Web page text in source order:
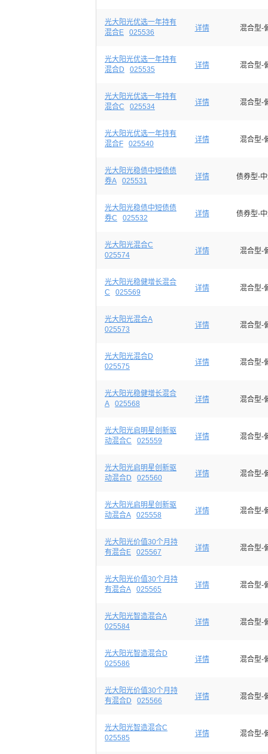
光大阳光优选一年持有
混合E
025536 详情 混合型-
光大阳光优选一年持有
混合D
025535 详情 混合型-
光大阳光优选一年持有
混合C
025534 详情 混合型-
光大阳光优选一年持有
混合F
025540 详情 混合型-
光大阳光稳债中短债债
券A
025531 详情 债券型-
光大阳光稳债中短债债
券C
025532 详情 债券型-
光大阳光混合C
025574
详情 混合型-
光大阳光稳健增长混合
C
025569 详情 混合型-
光大阳光混合A
025573
详情 混合型-
光大阳光混合D
025575
详情 混合型-
光大阳光稳健增长混合
A
025568 详情 混合型-
光大阳光启明星创新驱
动混合C
025559 详情 混合型-
光大阳光启明星创新驱
动混合D
025560 详情 混合型-
光大阳光启明星创新驱
动混合A
025558 详情 混合型-
光大阳光价值30个月持
有混合E
025567 详情 混合型-
光大阳光价值30个月持
有混合A
025565 详情 混合型-
光大阳光智造混合A
025584
详情 混合型-
光大阳光智造混合D
025586
详情 混合型-
光大阳光价值30个月持
有混合D
025566 详情 混合型-
光大阳光智造混合C
025585
详情 混合型-